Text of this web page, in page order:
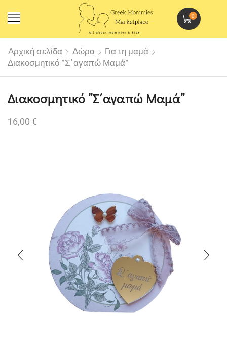
0
Αρχική σελίδα Δώρα
Για τη μαμά
Διακοσμητικό ”Σ΄αγαπώ Μαμά”
Διακοσμητικό ”Σ΄αγαπώ Μαμά”
16,00 €